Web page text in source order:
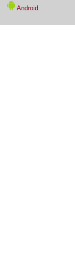
Android